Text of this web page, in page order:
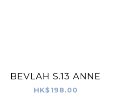
BEVLAH S.13 ANNE
HK$198.00